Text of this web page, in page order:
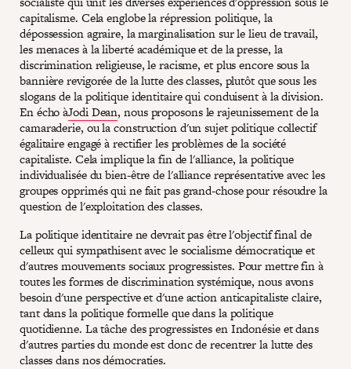
capitalisme. Cela englobe la répression politique, la
dépossession agraire, la marginalisation sur le lieu de travail,
les menaces à la liberté académique et de la presse, la
discrimination religieuse, le racisme, et plus encore sous la
bannière revigorée de la lutte des classes, plutôt que sous les
slogans de la politique identitaire qui conduisent à la division.
En écho àJodi Dean, nous proposons le rajeunissement de la
camaraderie, ou la construction d'un sujet politique collectif
égalitaire engagé à rectifier les problèmes de la société
capitaliste. Cela implique la fin de l'alliance, la politique
individualisée du bien-être de l'alliance représentative avec les
groupes opprimés qui ne fait pas grand-chose pour résoudre la
question de l'exploitation des classes.
La politique identitaire ne devrait pas être l'objectif final de
celleux qui sympathisent avec le socialisme démocratique et
d'autres mouvements sociaux progressistes. Pour mettre fin à
toutes les formes de discrimination systémique, nous avons
besoin d'une perspective et d'une action anticapitaliste claire,
tant dans la politique formelle que dans la politique
quotidienne. La tâche des progressistes en Indonésie et dans
d'autres parties du monde est donc de recentrer la lutte des
classes dans nos démocraties.